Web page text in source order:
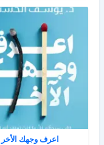
اعرف وجهك الأخر